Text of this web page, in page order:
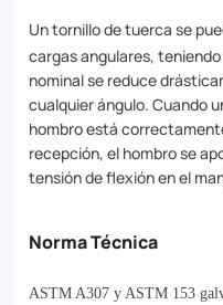
wide
range
of
utility
and
projects,
our
Un tornillo de tuerca se
cargas angulares,
nominal se reduce
cualquier ángulo. Cuando
hombro está
recepción, el hombro se
tensión de flexión en el
Norma Técnica
ASTM A307 y ASTM 153